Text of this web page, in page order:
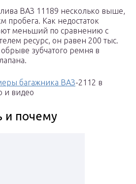
ВАЗ 11189 несколько выше,
пробега. Как недостаток
меньший по сравнению с
ресурс, он равен 200 тыс.
зубчатого ремня в
багажника ВАЗ-2112 в
и видео
и почему